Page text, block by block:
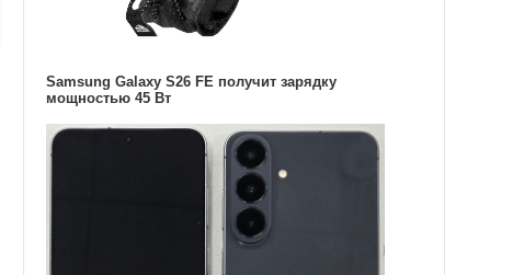
Samsung Galaxy S26 FE получит зарядку
мощностью 45 Вт